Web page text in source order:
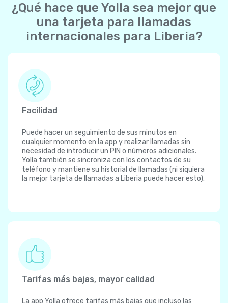
¿Qué hace que Yolla sea mejor que
una tarjeta para llamadas
internacionales para Liberia?
Facilidad
Puede hacer un seguimiento de sus minutos en
cualquier momento en la app y realizar llamadas sin
necesidad de introducir un PIN o números adicionales.
Yolla también se sincroniza con los contactos de su
teléfono y mantiene su historial de llamadas (ni siquiera
la mejor tarjeta de llamadas a Liberia puede hacer esto).
Tarifas más bajas, mayor calidad